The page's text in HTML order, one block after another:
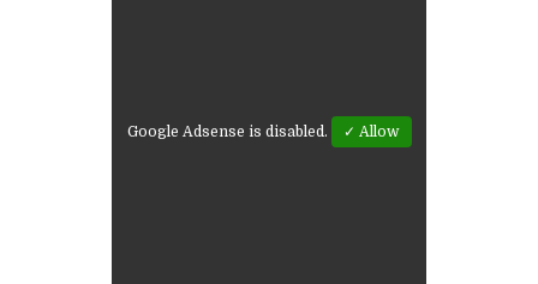
Google Adsense is disabled. ✓ Allow